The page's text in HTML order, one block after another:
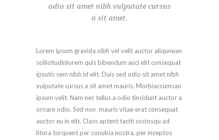
odio sit amet nibh vulputate cursus
a sit amet.
Lorem ipsum gravida nibh vel velit auctor aliqunean
sollicitudinlorem quis bibendum auci elit consequat
ipsutis sem nibh id elit. Duis sed odio sit amet nibh
vulputate cursus a sit amet mauris. Morbiaccumsan
ipsum velit. Nam nec tellus a odio tincidunt auctor a
ornare odio. Sed non mauris vitae erat consequat
auctor eu in elit. Class aptent taciti sociosqu ad
litora torquent per conubia nostra, per inceptos